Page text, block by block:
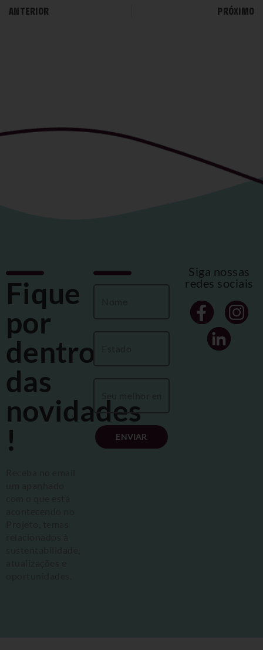
ANTERIOR PRÓXIMO
Fique
por
dentro
das
novidades
!
ENVIAR
Siga nossas
redes sociais